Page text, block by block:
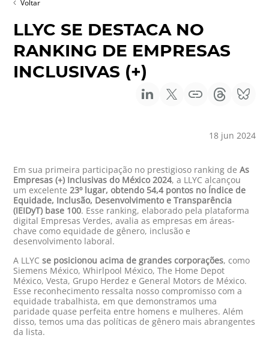
Voltar
LLYC SE DESTACA NO
RANKING DE EMPRESAS
INCLUSIVAS (+)
18 jun 2024
Em sua primeira participação no prestigioso ranking de As
Empresas (+) Inclusivas do México 2024, a LLYC alcançou
um excelente23º lugar, obtendo 54,4 pontos no Índice de
Equidade, Inclusão, Desenvolvimento e Transparência
(IEIDyT) base 100. Esse ranking, elaborado pela plataforma
digital Empresas Verdes, avalia as empresas em áreas-
chave como equidade de gênero, inclusão e
desenvolvimento laboral.
A LLYCse posicionou acima de grandes corporações, como
Siemens México, Whirlpool México, The Home Depot
México, Vesta, Grupo Herdez e General Motors de México.
Esse reconhecimento ressalta nosso compromisso com a
equidade trabalhista, em que demonstramos uma
paridade quase perfeita entre homens e mulheres. Além
disso, temos uma das políticas de gênero mais abrangentes
da lista.